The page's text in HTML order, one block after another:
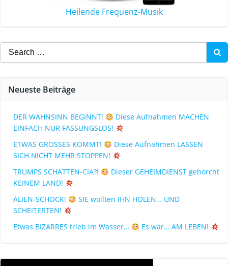
Heilende Frequenz-Musik
Neueste Beiträge
DER WAHNSINN BEGINNT!
Diese Aufnahmen MACHEN
EINFACH NUR FASSUNGSLOS!
ETWAS GROSSES KOMMT!
Diese Aufnahmen LASSEN
SICH NICHT MEHR STOPPEN!
TRUMPS SCHATTEN-CIA?!
Dieser GEHEIMDIENST gehorcht
KEINEM LAND!
ALIEN-SCHOCK!
SIE wollten IHN HOLEN… UND
SCHEITERTEN!
Etwas BIZARRES trieb im Wasser…
Es war… AM LEBEN!